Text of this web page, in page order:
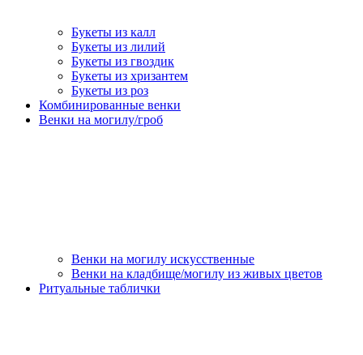
Букеты из калл
Букеты из лилий
Букеты из гвоздик
Букеты из хризантем
Букеты из роз
Комбинированные венки
Венки на могилу/гроб
Венки на могилу искусственные
Венки на кладбище/могилу из живых цветов
Ритуальные таблички